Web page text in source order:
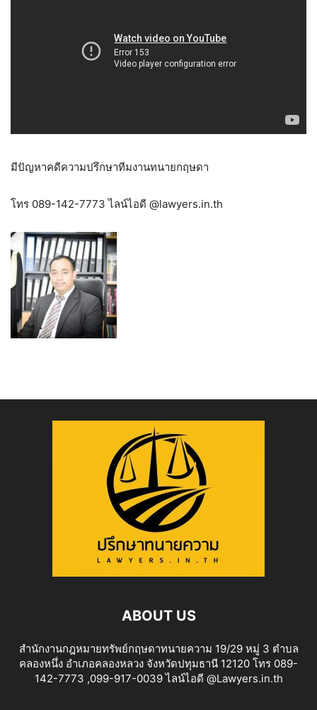
มีปัญหาคดีความปรึกษาทีมงานทนายกฤษดา
โทร 089-142-7773 ไลน์ไอดี @lawyers.in.th
ABOUT US
สำนักงานกฎหมายทรัพย์กฤษดาทนายความ 19/29 หมู่ 3 ตำบล
คลองหนึ่ง อำเภอคลองหลวง จังหวัดปทุมธานี 12120 โทร 089-
142-7773 ,099-917-0039 ไลน์ไอดี @Lawyers.in.th